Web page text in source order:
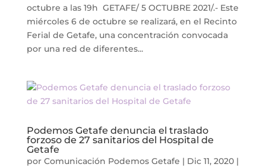
octubre a las 19h GETAFE/ 5 OCTUBRE 2021/.- Este
miércoles 6 de octubre se realizará, en el Recinto
Ferial de Getafe, una concentración convocada
por una red de diferentes...
Podemos Getafe denuncia el traslado
forzoso de 27 sanitarios del Hospital de
Getafe
por Comunicación Podemos Getafe | Dic 11, 2020|